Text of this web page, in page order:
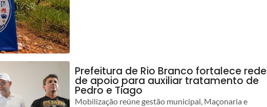
Prefeitura de Rio Branco fortalece rede
de apoio para auxiliar tratamento de
Pedro e Tiago
Mobilização reúne gestão municipal, Maçonaria e